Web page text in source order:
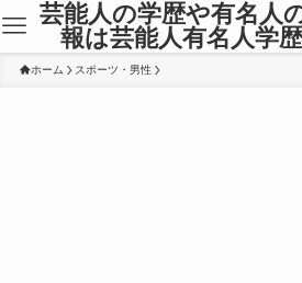
芸能人の学歴や有名人
報は芸能人有名人学
ホーム スポーツ・男性